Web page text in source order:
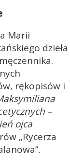
Marii
dzieła
rękopisów i
–
ojca
„Rycerza